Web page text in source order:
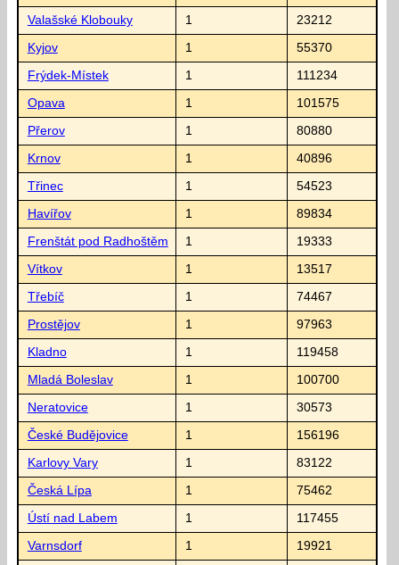
Valašské Klobouky 1 23212
Kyjov 1 55370
Frýdek-Místek 1 111234
Opava 1 101575
Přerov 1 80880
Krnov 1 40896
Třinec 1 54523
Havířov 1 89834
Frenštát pod Radhoštěm 1 19333
Vítkov 1 13517
Třebíč 1 74467
Prostějov 1 97963
Kladno 1 119458
Mladá Boleslav 1 100700
Neratovice 1 30573
České Budějovice 1 156196
Karlovy Vary 1 83122
Česká Lípa 1 75462
Ústí nad Labem 1 117455
Varnsdorf 1 19921